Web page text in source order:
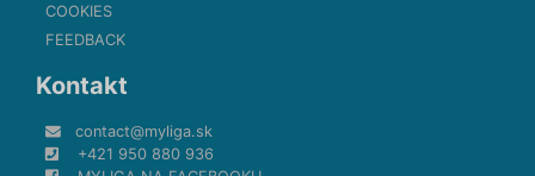
COOKIES
FEEDBACK
Kontakt
contact@myliga.sk
+421 950 880 936